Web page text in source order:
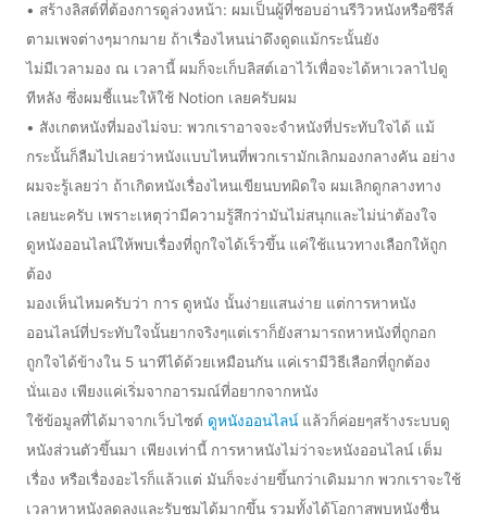
• สร้างลิสต์ที่ต้องการดูล่วงหน้า: ผมเป็นผู้ที่ชอบอ่านรีวิวหนังหรือซีรีส์
ตามเพจต่างๆมากมาย ถ้าเรื่องไหนน่าดึงดูดแม้กระนั้นยัง
ไม่มีเวลามอง ณ เวลานี้ ผมก็จะเก็บลิสต์เอาไว้เพื่อจะได้หาเวลาไปดู
ทีหลัง ซึ่งผมชี้แนะให้ใช้ Notion เลยครับผม
• สังเกตหนังที่มองไม่จบ: พวกเราอาจจะจำหนังที่ประทับใจได้ แม้
กระนั้นก็ลืมไปเลยว่าหนังแบบไหนที่พวกเรามักเลิกมองกลางคัน อย่าง
ผมจะรู้เลยว่า ถ้าเกิดหนังเรื่องไหนเขียนบทผิดใจ ผมเลิกดูกลางทาง
เลยนะครับ เพราะเหตุว่ามีความรู้สึกว่ามันไม่สนุกและไม่น่าต้องใจ
ดูหนังออนไลน์ให้พบเรื่องที่ถูกใจได้เร็วขึ้น แค่ใช้แนวทางเลือกให้ถูก
ต้อง
มองเห็นไหมครับว่า การ ดูหนัง นั้นง่ายแสนง่าย แต่การหาหนัง
ออนไลน์ที่ประทับใจนั้นยากจริงๆแต่เราก็ยังสามารถหาหนังที่ถูกอก
ถูกใจได้ข้างใน 5 นาทีได้ด้วยเหมือนกัน แค่เรามีวิธีเลือกที่ถูกต้อง
นั่นเอง เพียงแค่เริ่มจากอารมณ์ที่อยากจากหนัง
ใช้ข้อมูลที่ได้มาจากเว็บไซต์ ดูหนังออนไลน์แล้วก็ค่อยๆสร้างระบบดู
หนังส่วนตัวขึ้นมา เพียงเท่านี้ การหาหนังไม่ว่าจะหนังออนไลน์ เต็ม
เรื่อง หรือเรื่องอะไรก็แล้วแต่ มันก็จะง่ายขึ้นกว่าเดิมมาก พวกเราจะใช้
เวลาหาหนังลดลงและรับชมได้มากขึ้น รวมทั้งได้โอกาสพบหนังชื่น